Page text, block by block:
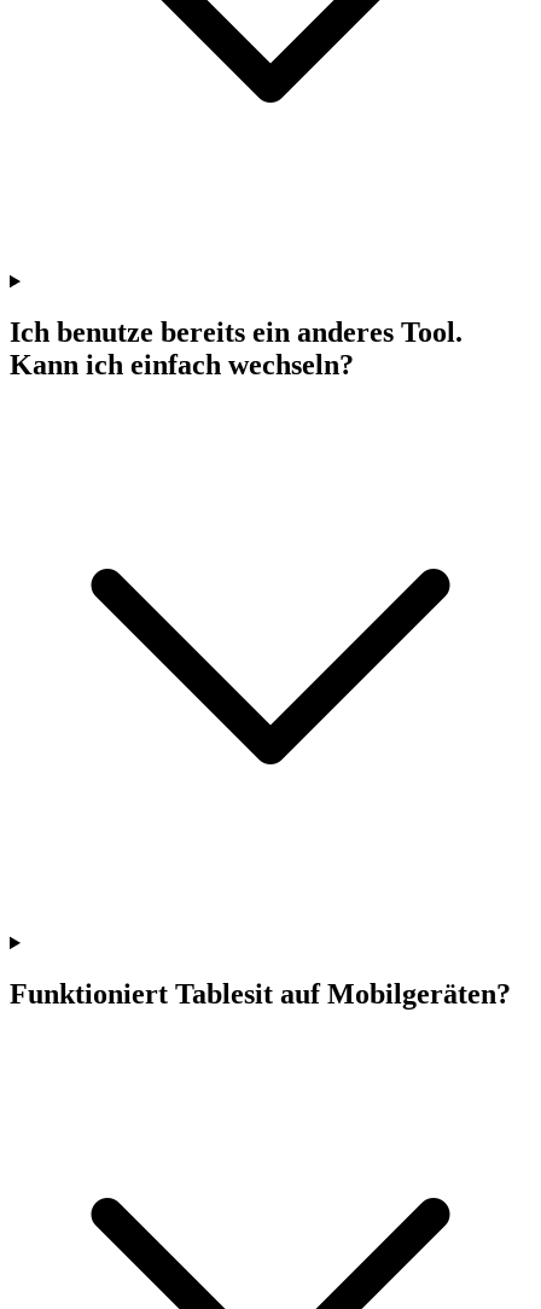
Ich benutze bereits ein anderes Tool.
Kann ich einfach wechseln?
Funktioniert Tablesit auf Mobilgeräten?